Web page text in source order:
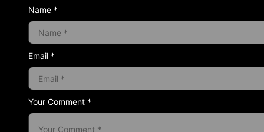
Your Comment *
Name *
Email *